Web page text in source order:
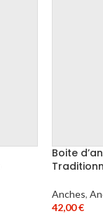
Boite
Anches,
42,00€